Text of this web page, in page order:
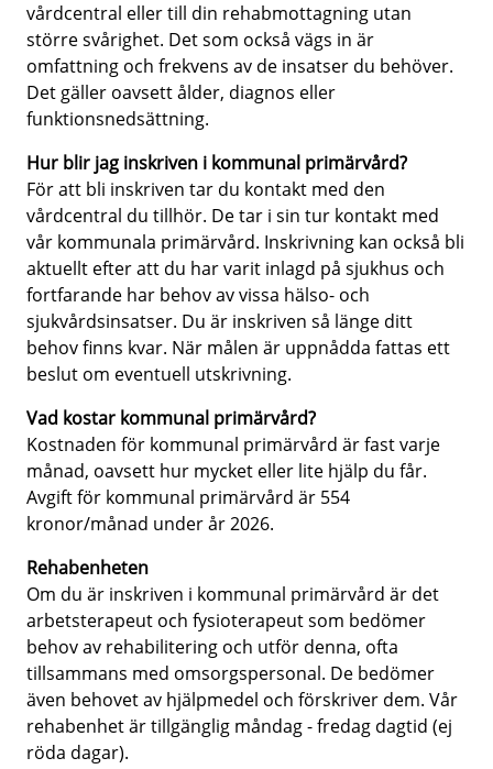
vårdcentral eller till din rehabmottagning utan
större svårighet. Det som också vägs in är
omfattning och frekvens av de insatser du behöver.
Det gäller oavsett ålder, diagnos eller
funktionsnedsättning.
Hur blir jag inskriven i kommunal primärvård?
För att bli inskriven tar du kontakt med den
vårdcentral du tillhör. De tar i sin tur kontakt med
vår kommunala primärvård. Inskrivning kan också bli
aktuellt efter att du har varit inlagd på sjukhus och
fortfarande har behov av vissa hälso- och
sjukvårdsinsatser. Du är inskriven så länge ditt
behov finns kvar. När målen är uppnådda fattas ett
beslut om eventuell utskrivning.
Vad kostar kommunal primärvård?
Kostnaden för kommunal primärvård är fast varje
månad, oavsett hur mycket eller lite hjälp du får.
Avgift för kommunal primärvård är 554
kronor/månad under år 2026.
Rehabenheten
Om du är inskriven i kommunal primärvård är det
arbetsterapeut och fysioterapeut som bedömer
behov av rehabilitering och utför denna, ofta
tillsammans med omsorgspersonal. De bedömer
även behovet av hjälpmedel och förskriver dem. Vår
rehabenhet är tillgänglig måndag - fredag dagtid (ej
röda dagar).